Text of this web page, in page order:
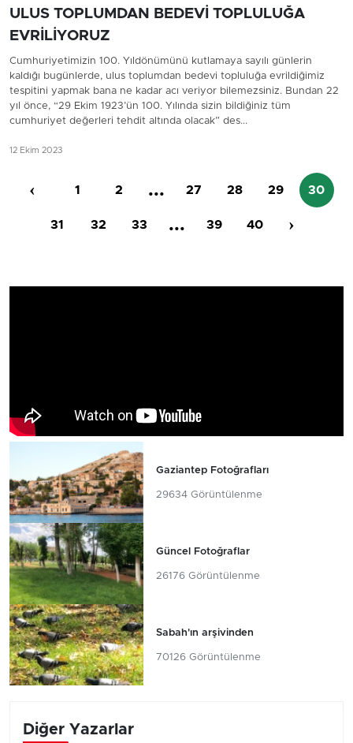
ULUS TOPLUMDAN BEDEVİ TOPLULUĞA
EVRİLİYORUZ
Cumhuriyetimizin 100. Yıldönümünü kutlamaya sayılı günlerin
kaldığı bugünlerde, ulus toplumdan bedevi topluluğa evrildiğimiz
tespitini yapmak bana ne kadar acı veriyor bilemezsiniz. Bundan 22
yıl önce, “29 Ekim 1923’ün 100. Yılında sizin bildiğiniz tüm
cumhuriyet değerleri tehdit altında olacak” des...
12 Ekim 2023
‹ 1 2 ... 27 28 29 30
31 32 33 ... 39 40 ›
Gaziantep Fotoğrafları
29634 Görüntülenme
Güncel Fotoğraflar
26176 Görüntülenme
Sabah'ın arşivinden
70126 Görüntülenme
Diğer Yazarlar